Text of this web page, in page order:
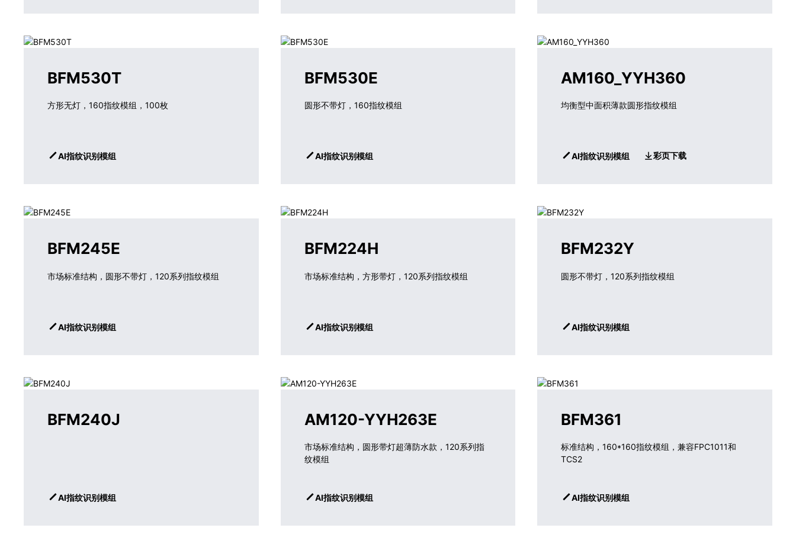
BFM530T
方形无灯，160指纹模组，100枚
AI指纹识别模组
BFM530E
圆形不带灯，160指纹模组
AI指纹识别模组
AM160_YYH360
均衡型中面积薄款圆形指纹模组
AI指纹识别模组 彩页下载
BFM245E
市场标准结构，圆形不带灯，120系列指纹模组
AI指纹识别模组
BFM224H
市场标准结构，方形带灯，120系列指纹模组
AI指纹识别模组
BFM232Y
圆形不带灯，120系列指纹模组
AI指纹识别模组
BFM240J
AI指纹识别模组
AM120-YYH263E
市场标准结构，圆形带灯超薄防水款，120系列指
纹模组
AI指纹识别模组
BFM361
标准结构，160*160指纹模组，兼容FPC1011和
TCS2
AI指纹识别模组